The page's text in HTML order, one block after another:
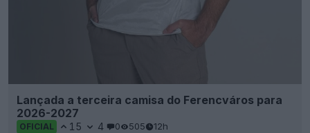
Lançada a terceira camisa do Ferencváros para
2026-2027
OFICIAL 15 4 0 505 12h